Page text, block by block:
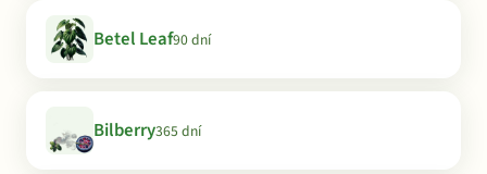
Betel Leaf90 dní
Bilberry365 dní